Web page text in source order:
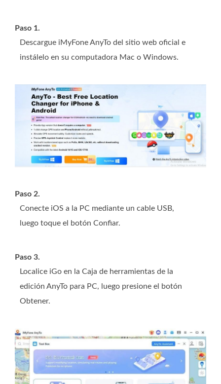
Paso 1.
Descargue iMyFone AnyTo del sitio web oficial e
instálelo en su computadora Mac o Windows.
Paso 2.
Conecte iOS a la PC mediante un cable USB,
luego toque el botón Confiar.
Paso 3.
Localice iGo en la Caja de herramientas de la
edición AnyTo para PC, luego presione el botón
Obtener.